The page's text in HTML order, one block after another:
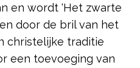
en wordt ‘Het zwarte
door de bril van het
christelijke traditie
een toevoeging van